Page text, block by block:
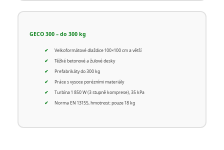
GECO 300 – do 300 kg
Velkoformátové dlaždice 100×100 cm a větší
Těžké betonové a žulové desky
Prefabrikáty do 300 kg
Práce s vysoce porézními materiály
Turbína 1 850 W (3 stupně komprese), 35 kPa
Norma EN 13155, hmotnost: pouze 18 kg